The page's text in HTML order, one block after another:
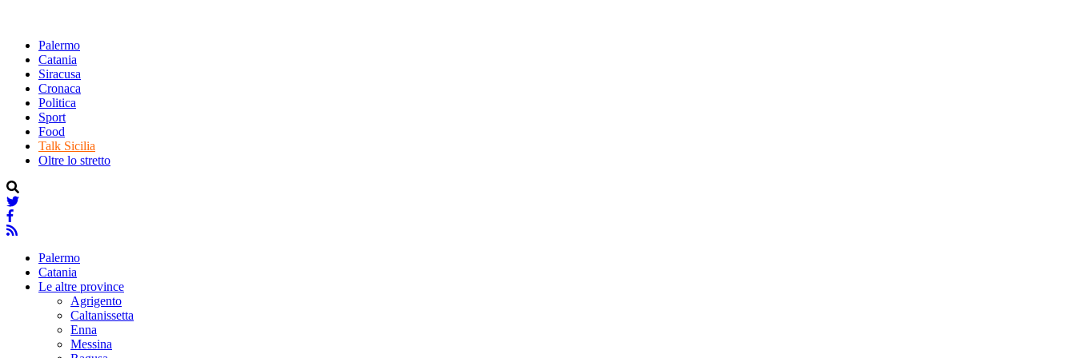
Palermo
Catania
Siracusa
Cronaca
Politica
Sport
Food
Talk Sicilia
Oltre lo stretto
Palermo
Catania
Le altre province
Agrigento
Caltanissetta
Enna
Messina